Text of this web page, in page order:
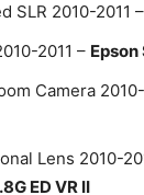
SLR 2010-2011 –
2011 –
Camera
Lens 2010-
ED VR II